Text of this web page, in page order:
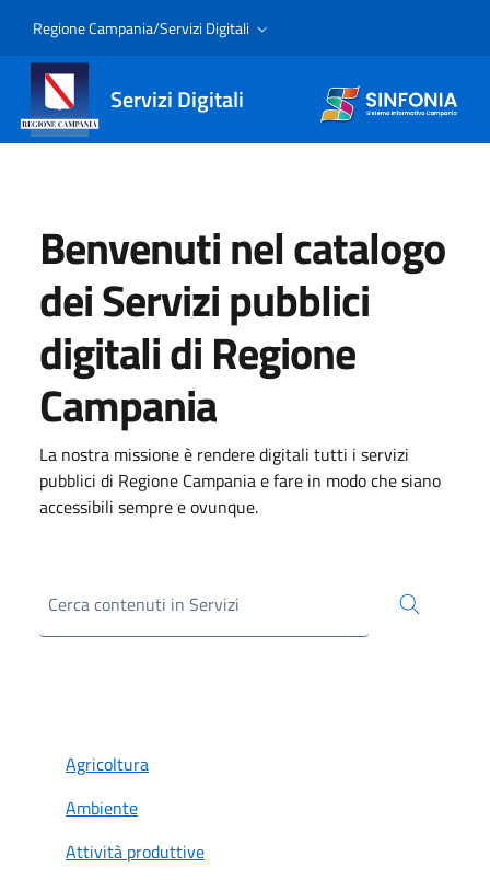
Regione Campania/Servizi Digitali
Servizi Digitali
Benvenuti nel catalogo
dei Servizi pubblici
digitali di Regione
Campania
La nostra missione è rendere digitali tutti i servizi
pubblici di Regione Campania e fare in modo che siano
accessibili sempre e ovunque.
Agricoltura
Ambiente
Attività produttive